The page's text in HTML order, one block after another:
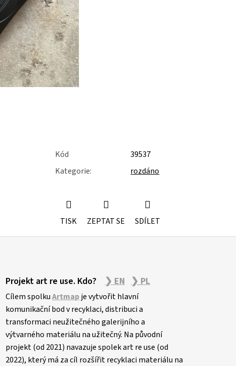
Kód
39537
Kategorie: rozdáno
TISK ZEPTAT SE SDÍLET
Projekt art re use. Kdo? ❯ EN ❯ PL
Cílem spolkuArtmapje vytvořit hlavní
komunikační bod v recyklaci, distribuci a
transformaci neužitečného galerijního a
výtvarného materiálu na užitečný. Na původní
projekt (od 2021) navazuje spolek art re use (od
2022), který má za cíl rozšířit recyklaci materiálu na